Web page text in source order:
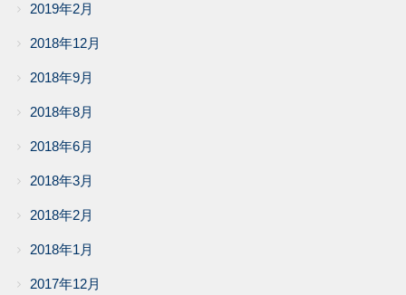
2019年2月
2018年12月
2018年9月
2018年8月
2018年6月
2018年3月
2018年2月
2018年1月
2017年12月